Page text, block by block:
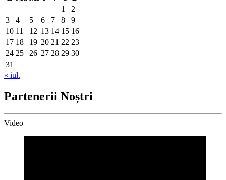
1
2
3
4 5 6 7 8
9
10 11 12 13 14 15 16
17 18 19 20 21 22 23
24 25 26 27 28 29 30
31
« iul.
Partenerii Noștri
Video